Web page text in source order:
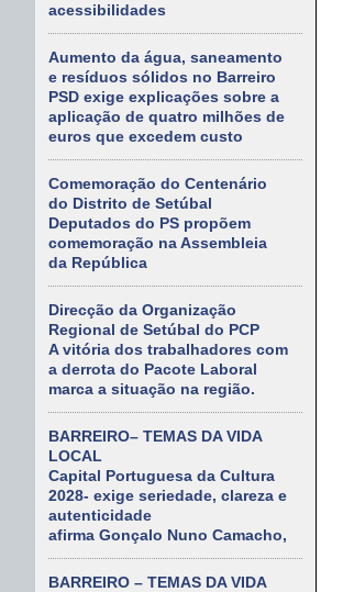
acessibilidades
Aumento da água, saneamento
e resíduos sólidos no Barreiro
PSD exige explicações sobre a
aplicação de quatro milhões de
euros que excedem custo
Comemoração do Centenário
do Distrito de Setúbal
Deputados do PS propõem
comemoração na Assembleia
da República
Direcção da Organização
Regional de Setúbal do PCP
A vitória dos trabalhadores com
a derrota do Pacote Laboral
marca a situação na região.
BARREIRO– TEMAS DA VIDA
LOCAL
Capital Portuguesa da Cultura
2028- exige seriedade, clareza e
autenticidade
afirma Gonçalo Nuno Camacho,
BARREIRO – TEMAS DA VIDA